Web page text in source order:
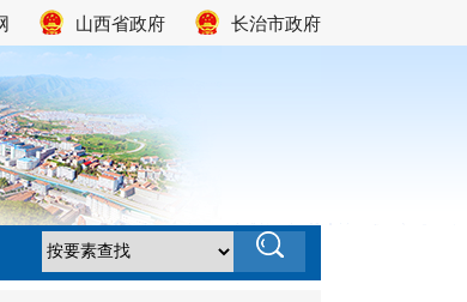
山西省政府 长治市政府